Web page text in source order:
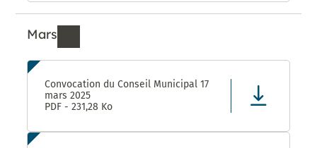
Mars
Ressources de Mars 2025
Convocation du Conseil Municipal 17
mars 2025
PDF - 231,28 Ko